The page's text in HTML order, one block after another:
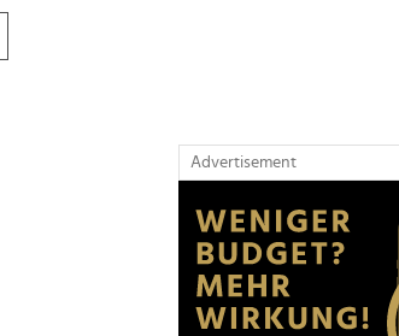
Advertisement